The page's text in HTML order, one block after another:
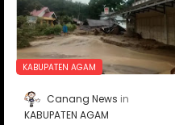
KABUPATEN AGAM
Canang News
KABUPATEN AGAM